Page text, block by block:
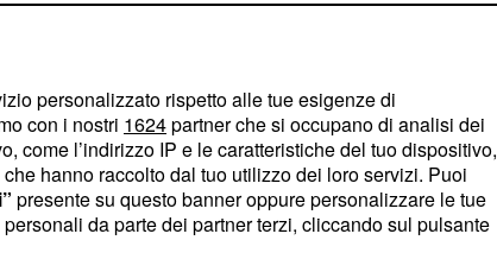
personalizzato rispetto alle tue esigenze di
con i nostri 1624partner che si occupano di analisi dei
come l’indirizzo IP e le caratteristiche del tuo dispositivo,
hanno raccolto dal tuo utilizzo dei loro servizi. Puoi
presente su questo banner oppure personalizzare le tue
da parte dei partner terzi, cliccando sul pulsante